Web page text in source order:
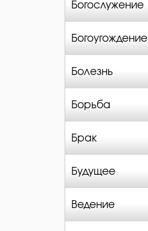
Богослужение
Богоугождение
Болезнь
Борьба
Брак
Будущее
Ведение